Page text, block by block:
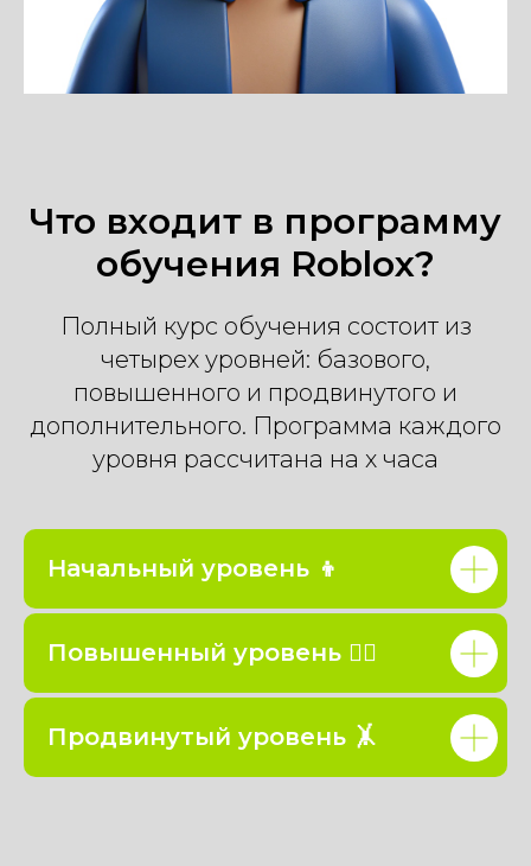
Что входит в программу
обучения Roblox?
Полный курс обучения состоит из
четырех уровней: базового,
повышенного и продвинутого и
дополнительного. Программа каждого
уровня рассчитана на х часа
Начальный уровень 👦
Повышенный уровень 🏃‍♂️
Продвинутый уровень 🤸